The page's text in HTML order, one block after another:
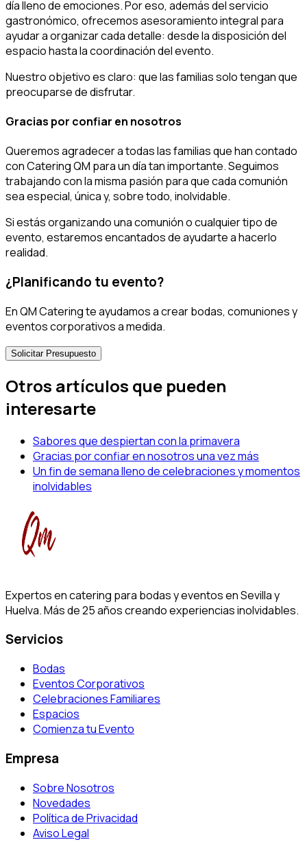
día lleno de emociones. Por eso, además del servicio
gastronómico, ofrecemos asesoramiento integral para
ayudar a organizar cada detalle: desde la disposición del
espacio hasta la coordinación del evento.
Nuestro objetivo es claro: que las familias solo tengan que
preocuparse de disfrutar.
Gracias por confiar en nosotros
Queremos agradecer a todas las familias que han contado
con Catering QM para un día tan importante. Seguimos
trabajando con la misma pasión para que cada comunión
sea especial, única y, sobre todo, inolvidable.
Si estás organizando una comunión o cualquier tipo de
evento, estaremos encantados de ayudarte a hacerlo
realidad.
¿Planificando tu evento?
En QM Catering te ayudamos a crear bodas, comuniones y
eventos corporativos a medida.
Solicitar Presupuesto
Otros artículos que pueden
interesarte
Sabores que despiertan con la primavera
Gracias por confiar en nosotros una vez más
Un fin de semana lleno de celebraciones y momentos
inolvidables
Expertos en catering para bodas y eventos en Sevilla y
Huelva. Más de 25 años creando experiencias inolvidables.
Servicios
Bodas
Eventos Corporativos
Celebraciones Familiares
Espacios
Comienza tu Evento
Empresa
Sobre Nosotros
Novedades
Política de Privacidad
Aviso Legal